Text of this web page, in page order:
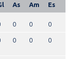
As Am Es
0 0 0
0 0 0